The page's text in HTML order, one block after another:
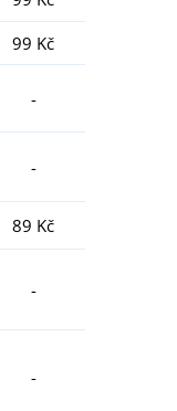
99 Kč
-
-
89 Kč
-
-